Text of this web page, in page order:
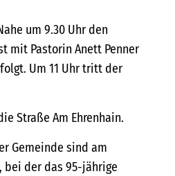
um 9.30 Uhr den
mit Pastorin Anett Penner
Um 11 Uhr tritt der
Straße Am Ehrenhain.
Gemeinde sind am
bei der das 95-jährige